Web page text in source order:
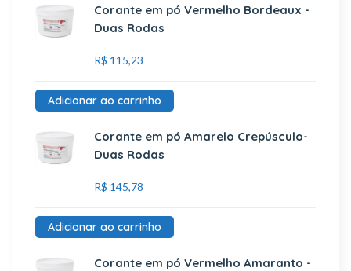
Corante em pó Vermelho Bordeaux -
Duas Rodas
R$ 115,23
Adicionar ao carrinho
Corante em pó Amarelo Crepúsculo-
Duas Rodas
R$ 145,78
Adicionar ao carrinho
Corante em pó Vermelho Amaranto -